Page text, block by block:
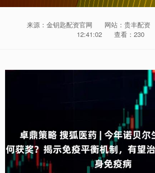
来源：金钥匙配资官网 网站：贵丰配资
12:41:02
查看：230